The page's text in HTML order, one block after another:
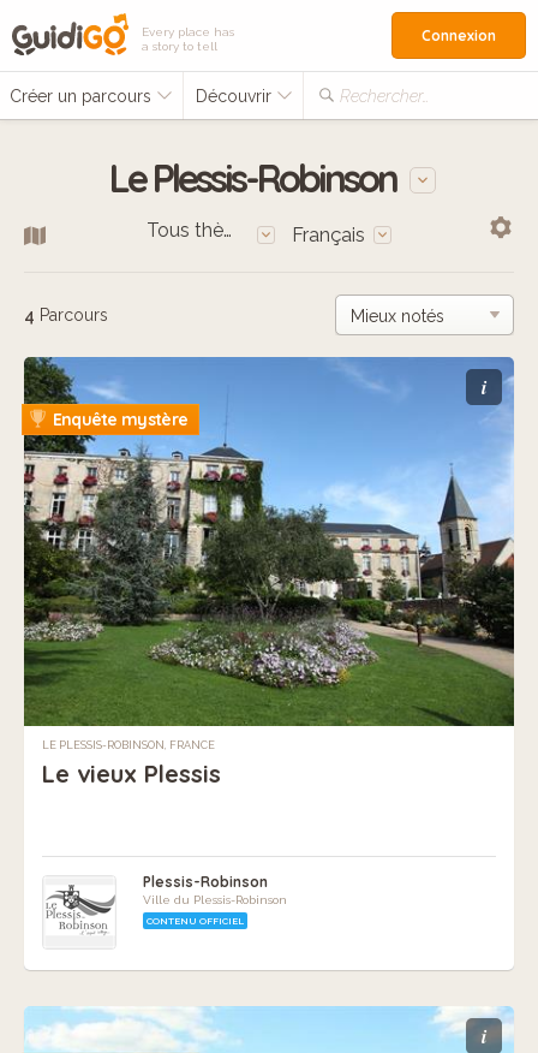
Every place has
a story to tell
Créer un parcours Découvrir Rechercher…
Connexion
Le Plessis-Robinson
Tous thèmes Français
4 Parcours
i
Enquête mystère
LE PLESSIS-ROBINSON, FRANCE
Le vieux Plessis
Plessis-Robinson
Ville du Plessis-Robinson
CONTENU OFFICIEL
i